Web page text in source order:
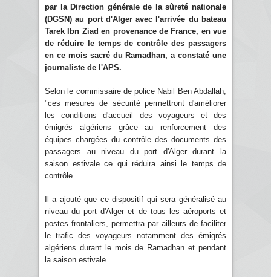
par la Direction générale de la sûreté nationale
(DGSN) au port d'Alger avec l'arrivée du bateau
Tarek Ibn Ziad en provenance de France, en vue
de réduire le temps de contrôle des passagers
en ce mois sacré du Ramadhan, a constaté une
journaliste de l'APS.
Selon le commissaire de police Nabil Ben Abdallah,
"ces mesures de sécurité permettront d'améliorer
les conditions d'accueil des voyageurs et des
émigrés algériens grâce au renforcement des
équipes chargées du contrôle des documents des
passagers au niveau du port d'Alger durant la
saison estivale ce qui réduira ainsi le temps de
contrôle.
Il a ajouté que ce dispositif qui sera généralisé au
niveau du port d'Alger et de tous les aéroports et
postes frontaliers, permettra par ailleurs de faciliter
le trafic des voyageurs notamment des émigrés
algériens durant le mois de Ramadhan et pendant
la saison estivale.